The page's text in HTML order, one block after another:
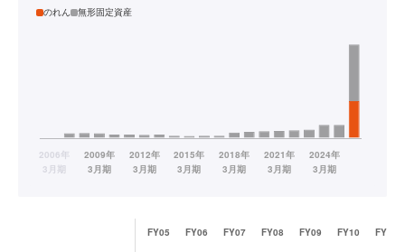
のれん 無形固定資産
FY05 FY06 FY07 FY08 FY09 FY10 FY11